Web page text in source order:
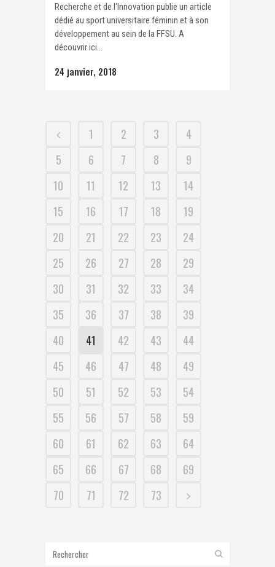
Recherche et de l'Innovation publie un article
dédié au sport universitaire féminin et à son
développement au sein de la FFSU. A
découvrir ici...
24 janvier, 2018
1 2 3
4
5
6 7 8
9
10
11 12 13
14
15
16 17 18
19
20
21 22 23
24
25
26 27 28
29
30
31 32 33
34
35
36 37 38
39
40
41 42 43
44
45
46 47 48
49
50
51 52 53
54
55
56 57 58
59
60
61 62 63
64
65
66 67 68
69
70
71 72 73